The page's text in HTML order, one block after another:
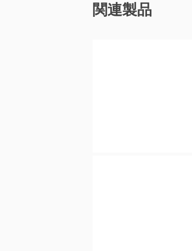
関連製品